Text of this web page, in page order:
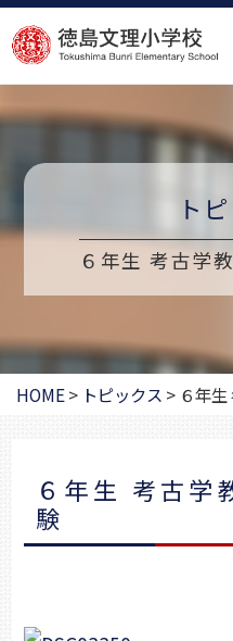
コ
ン
テ
へ
ッ
プ
ト
６年生 考古学
HOME> トピックス > ６年
６年生 考古学
験